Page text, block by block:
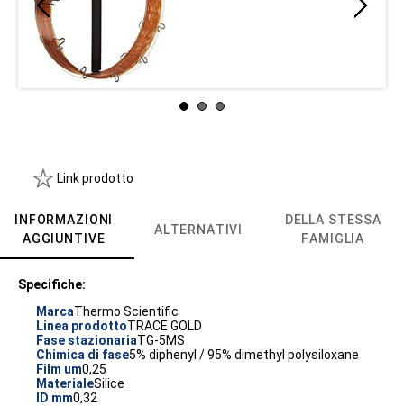
Link prodotto
INFORMAZIONI
AGGIUNTIVE
ALTERNATIVI
DELLA STESSA
FAMIGLIA
Specifiche:
MarcaThermo Scientific
Linea prodottoTRACE GOLD
Fase stazionariaTG-5MS
Chimica di fase5% diphenyl / 95% dimethyl polysiloxane
Film um0,25
MaterialeSilice
ID mm0,32